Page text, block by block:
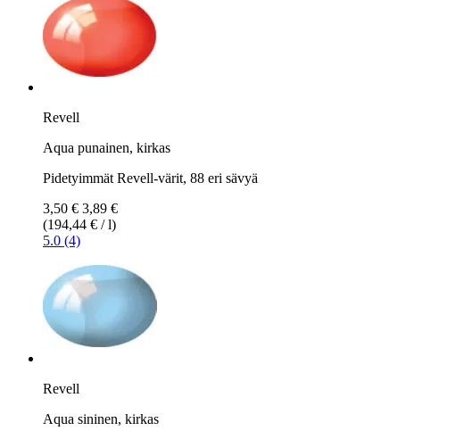
Revell
Aqua punainen, kirkas
Pidetyimmät Revell-värit, 88 eri sävyä
3,50 € 3,89 €
(194,44 € / l)
5.0 (4)
Revell
Aqua sininen, kirkas